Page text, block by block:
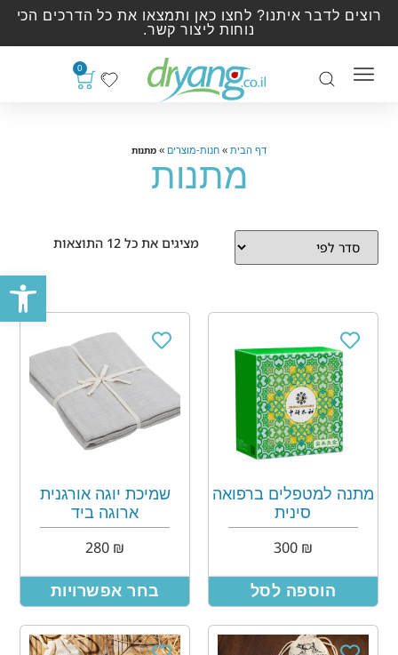
פתח
רוצים לדבר איתנו? לחצו כאן ותמצאו את כל הדרכים הכי
נוחות ליצור קשר.
0
דף הבית » חנות-מוצרים » מתנות
מתנות
מציגים את כל ⁦12⁩ התוצאות
מתנה למטפלים ברפואה
סינית
₪
300
הוספה לסל
שמיכת יוגה אורגנית
ארוגה ביד
₪
בחר אפשרויות